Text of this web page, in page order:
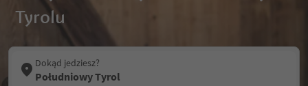
Tyrolu
Dokąd jedziesz?
Południowy Tyrol